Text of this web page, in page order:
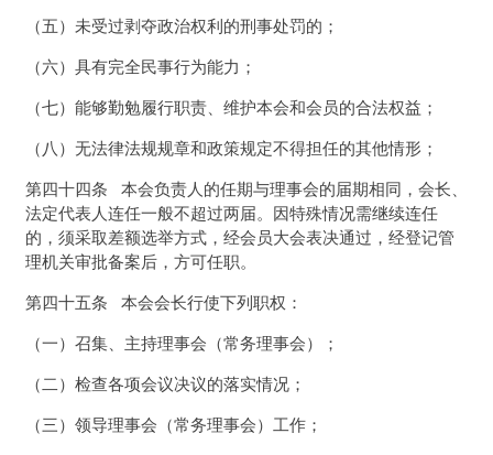
（五）未受过剥夺政治权利的刑事处罚的；
（六）具有完全民事行为能力；
（七）能够勤勉履行职责、维护本会和会员的合法权益；
（八）无法律法规规章和政策规定不得担任的其他情形；
第四十四条 本会负责人的任期与理事会的届期相同，会长、
法定代表人连任一般不超过两届。因特殊情况需继续连任
的，须采取差额选举方式，经会员大会表决通过，经登记管
理机关审批备案后，方可任职。
第四十五条 本会会长行使下列职权：
（一）召集、主持理事会（常务理事会）；
（二）检查各项会议决议的落实情况；
（三）领导理事会（常务理事会）工作；